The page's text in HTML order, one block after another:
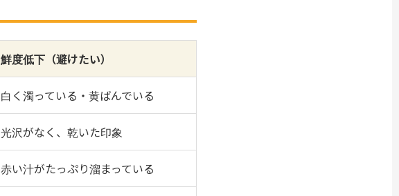
鮮度低下（避けたい）
白く濁っている・黄ばんでいる
光沢がなく、乾いた印象
赤い汁がたっぷり溜まっている